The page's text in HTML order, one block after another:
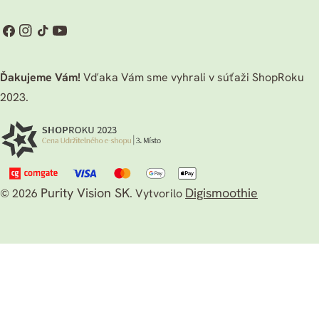
Facebook
Instagram
TikTokYoutube
Ďakujeme Vám! Vďaka Vám sme vyhrali v súťaži ShopRoku
2023.
© 2026 Purity Vision SK. Vytvorilo Digismoothie